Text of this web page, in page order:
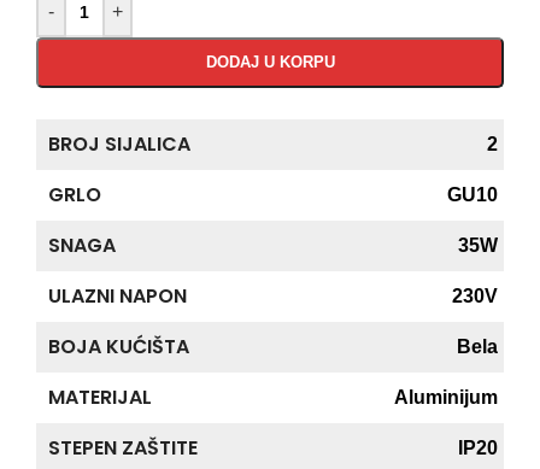
- +
DODAJ U KORPU
BROJ SIJALICA 2
GRLO GU10
SNAGA 35W
ULAZNI NAPON 230V
BOJA KUĆIŠTA Bela
MATERIJAL Aluminijum
STEPEN ZAŠTITE
IP20